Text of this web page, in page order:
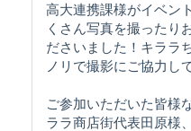
高大連携課様がイベン
くさん写真を撮ったり
ださいました！キララ
ノリで撮影にご協力し
ご参加いただいた皆様
ララ商店街代表田原様